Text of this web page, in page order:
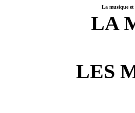
La musique et
LA
LES